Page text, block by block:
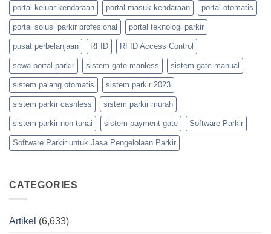
portal keluar kendaraan portal masuk kendaraan portal otomatis
portal solusi parkir profesional portal teknologi parkir
pusat perbelanjaan RFID RFID Access Control
sewa portal parkir sistem gate manless sistem gate manual
sistem palang otomatis sistem parkir 2023
sistem parkir cashless sistem parkir murah
sistem parkir non tunai sistem payment gate Software Parkir
Software Parkir untuk Jasa Pengelolaan Parkir
CATEGORIES
Artikel (6,633)